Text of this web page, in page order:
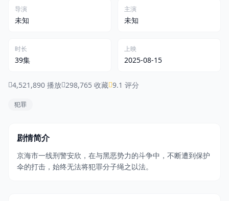
导演
未知
主演
未知
时长
39集
上映
2025-08-15
4,521,890 播放 298,765 收藏 9.1 评分
犯罪
剧情简介
京海市一线刑警安欣，在与黑恶势力的斗争中，不断遭到保护
伞的打击，始终无法将犯罪分子绳之以法。